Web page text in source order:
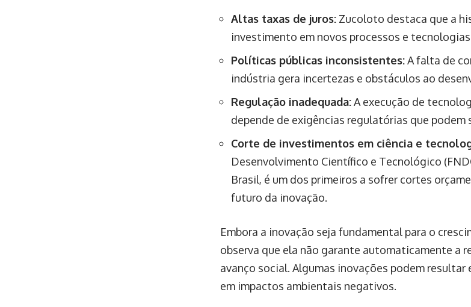
Altas taxas de juros: Zucoloto destaca que a
investimento em novos processos e
Políticas públicas inconsistentes:A falta de
indústria gera incertezas e obstáculos ao
Regulação inadequada:A execução de
depende de exigências regulatórias que
Corte de investimentos em ciência e
Desenvolvimento Científico e Tecnológico
Brasil, é um dos primeiros a sofrer cortes
futuro da inovação.
Embora a inovação seja fundamental para o
observa que ela não garante automaticamente a
avanço social. Algumas inovações podem
em impactos ambientais negativos.